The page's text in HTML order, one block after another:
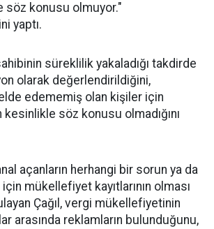
söz konusu olmuyor."
yaptı.
süreklilik yakaladığı takdirde
olarak değerlendirildiğini,
edememiş olan kişiler için
söz konusu olmadığını
açanların herhangi bir sorun ya da
mükellefiyet kayıtlarının olması
Çağıl, vergi mükellefiyetinin
arasında reklamların bulunduğunu,